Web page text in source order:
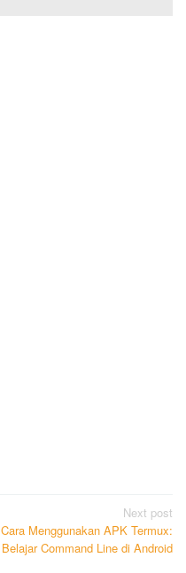
Next post
Cara Menggunakan APK Termux:
Belajar Command Line di Android